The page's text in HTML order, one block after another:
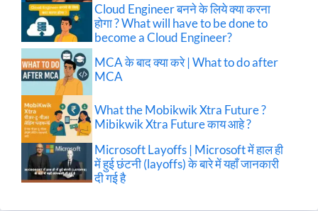
Cloud Engineer बनने के लिये क्या करना
होगा ? What will have to be done to
become a Cloud Engineer?
MCA के बाद क्या करे | What to do after
MCA
What the Mobikwik Xtra Future ?
Mibikwik Xtra Future काय आहे ?
Microsoft Layoffs | Microsoft में हाल ही
में हुई छंटनी (layoffs) के बारे में यहाँ जानकारी
दी गई है